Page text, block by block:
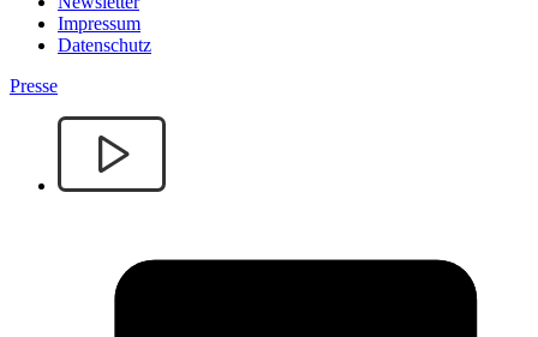
Impressum
Datenschutz
Presse